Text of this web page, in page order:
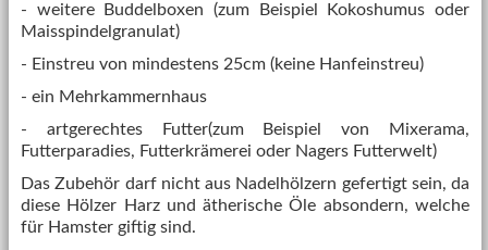
- weitere Buddelboxen (zum Beispiel Kokoshumus oder
Maisspindelgranulat)
- Einstreu von mindestens 25cm (keine Hanfeinstreu)
- ein Mehrkammernhaus
- artgerechtes Futter(zum Beispiel von Mixerama,
Futterparadies, Futterkrämerei oder Nagers Futterwelt)
Das Zubehör darf nicht aus Nadelhölzern gefertigt sein, da
diese Hölzer Harz und ätherische Öle absondern, welche
für Hamster giftig sind.